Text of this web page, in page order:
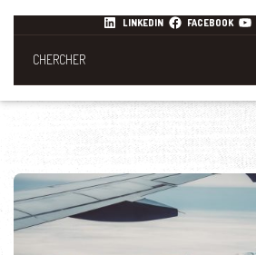
LINKEDIN FACEBOOK